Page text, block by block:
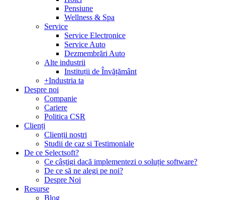
Pensiune
Wellness & Spa
Service
Service Electronice
Service Auto
Dezmembrări Auto
Alte industrii
Instituții de Învățământ
+Industria ta
Despre noi
Companie
Cariere
Politica CSR
Clienți
Clienții noștri
Studii de caz si Testimoniale
De ce Selectsoft?
Ce câștigi dacă implementezi o soluție software?
De ce să ne alegi pe noi?
Despre Noi
Resurse
Blog